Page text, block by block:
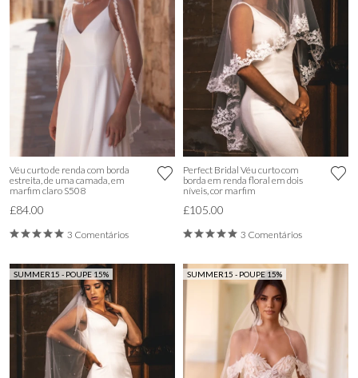
Véu curto de renda com borda
estreita, de uma camada, em
marfim claro S508
£84.00
3 Comentários
Perfect Bridal Véu curto com
borda em renda floral em dois
níveis, cor marfim
£105.00
3 Comentários
SUMMER15 - POUPE 15% SUMMER15 - POUPE 15%